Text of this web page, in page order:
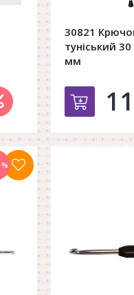
30821
туніський
мм
%